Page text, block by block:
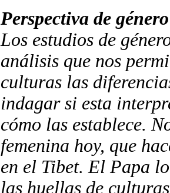
Perspectiva de género
Los estudios de
análisis que nos
culturas las
indagar si esta
cómo las establece.
femenina hoy, que
en el Tibet. El Papa
las huellas de